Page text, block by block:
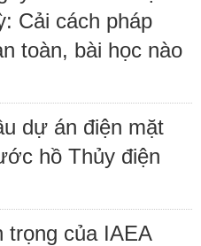
Cải cách pháp
toàn, bài học nào
dự án điện mặt
hồ Thủy điện
trọng của IAEA